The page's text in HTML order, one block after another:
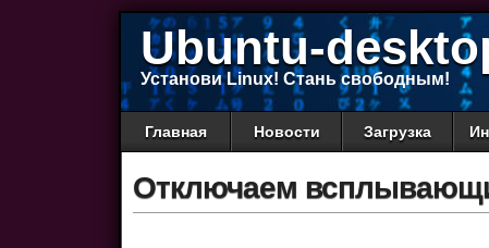
Ubuntu-
Установи Linux! Стань свободным!
Главная Новости Загрузка
Отключаем